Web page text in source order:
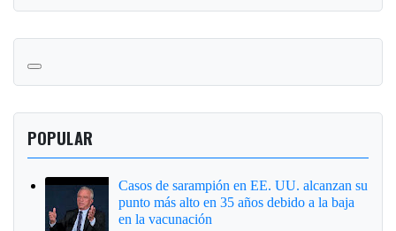
POPULAR
Casos de sarampión en EE. UU. alcanzan su
punto más alto en 35 años debido a la baja
en la vacunación